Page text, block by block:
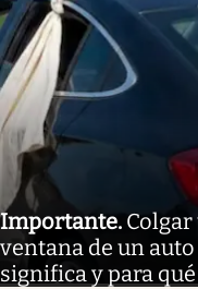
Importante.
ventana de un
significa y para